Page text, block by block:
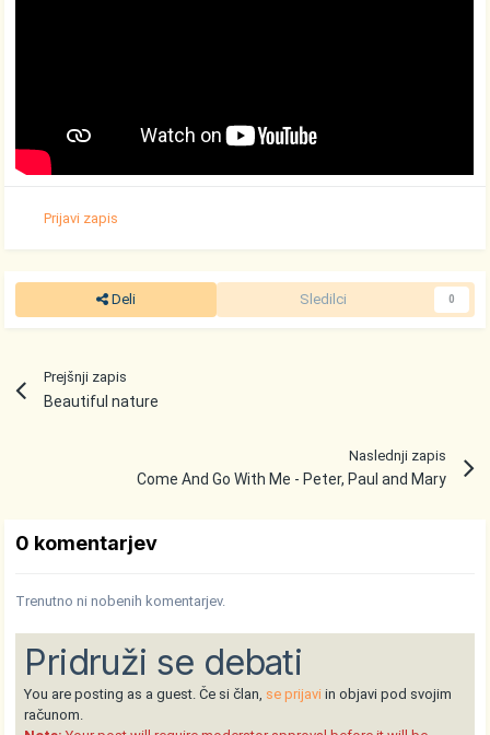
Prijavi zapis
Deli Sledilci 0
Prejšnji zapis
Beautiful nature
Naslednji zapis
Come And Go With Me - Peter, Paul and Mary
0 komentarjev
Trenutno ni nobenih komentarjev.
Pridruži se debati
You are posting as a guest. Če si član, se prijavi in objavi pod svojim
računom.